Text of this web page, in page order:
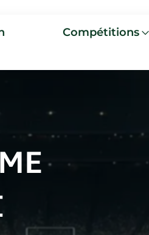
Compétitions